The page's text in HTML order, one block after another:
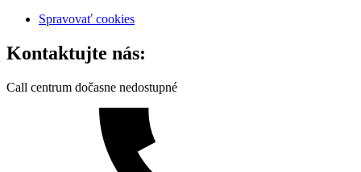
Spravovať cookies
Kontaktujte nás:
Call centrum dočasne nedostupné